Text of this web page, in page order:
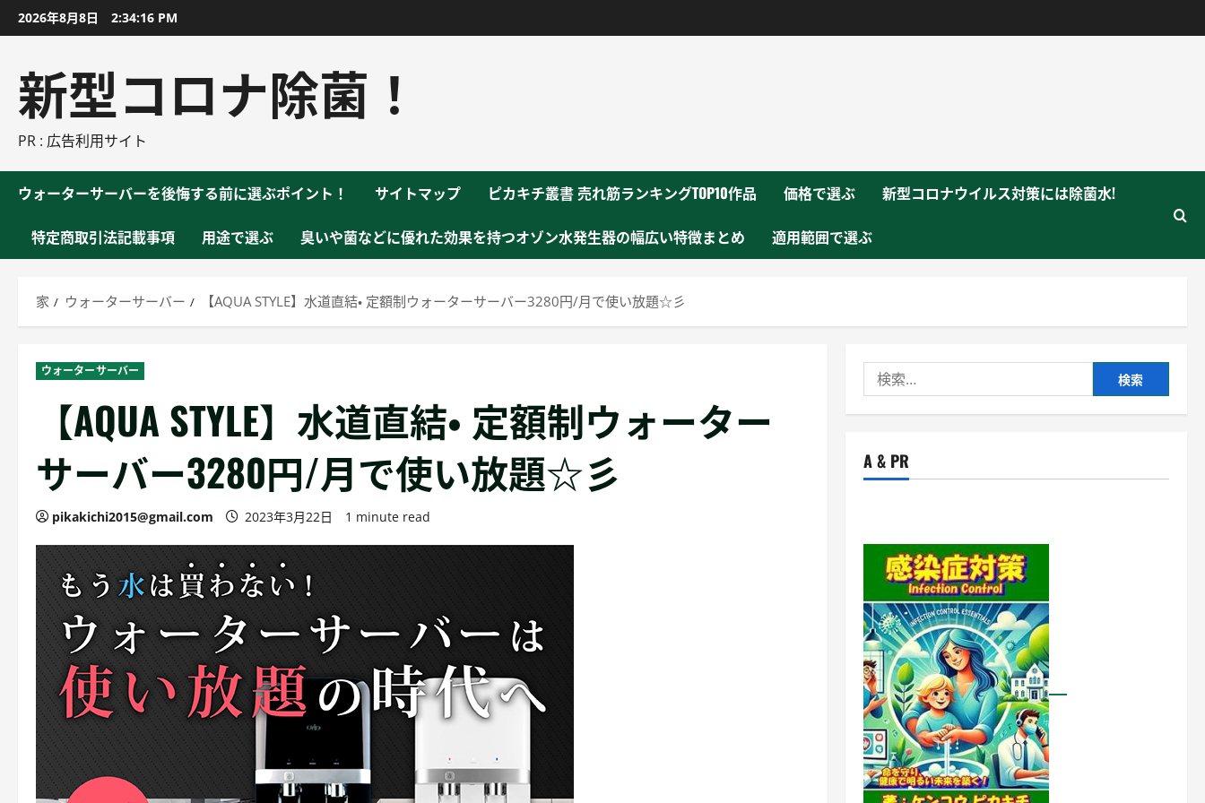
ン
2026年8月8日 2:34:17 PM
新型コロナ除菌！
PR : 広告利用サイト
ウォーターサーバーを後悔する前に選ぶポイント！ サイトマップ ピカキチ叢書 売れ筋ランキングTOP10作品 価格で選ぶ 新型コロナウイルス対策には除菌水!
特定商取引法記載事項 用途で選ぶ 臭いや菌などに優れた効果を持つオゾン水発生器の幅広い特徴まとめ 適用範囲で選ぶ
家 ウォーターサーバー 【AQUA STYLE】水道直結・ 定額制ウォーターサーバー3280円/月で使い放題☆彡
ウォーターサーバー
【AQUA STYLE】水道直結・ 定額制ウォーター
サーバー3280円/月で使い放題☆彡
pikakichi2015@gmail.com 2023年3月22日 1 minute read
索:
A & PR